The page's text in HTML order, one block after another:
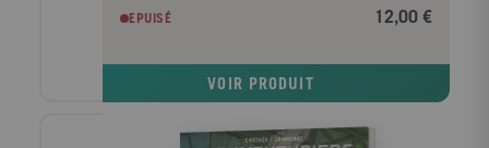
travers les âges avec l'objectif de tuer les plus grands
criminels de l'histoire, semant une multitude de
pointures du banditisme. La confrontation va être
cause commune pour le meilleur... et pour le pire!
EPUISÉ 12,00 €
VOIR PRODUIT